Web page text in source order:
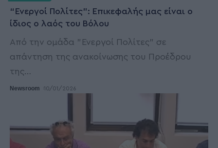
“Ενεργοί Πολίτες”: Επικεφαλής μας είναι ο
ίδιος ο λαός του Βόλου
Από την ομάδα "Ενεργοί Πολίτες" σε
απάντηση της ανακοίνωσης του Προέδρου
της…
Newsroom 10/01/2026